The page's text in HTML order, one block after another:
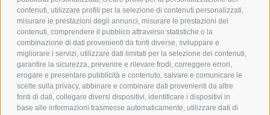
contenuti, utilizzare profili per la selezione di contenuti personalizzati,
misurare le prestazioni degli annunci, misurare le prestazioni dei
contenuti, comprendere il pubblico attraverso statistiche o la
combinazione di dati provenienti da fonti diverse, sviluppare e
migliorare i servizi, utilizzare dati limitati per la selezione dei contenuti,
garantire la sicurezza, prevenire e rilevare frodi, correggere errori,
erogare e presentare pubblicità e contenuto, salvare e comunicare le
scelte sulla privacy, abbinare e combinare dati provenienti da altre
fonti di dati, collegare diversi dispositivi, identificare i dispositivi in
base alle informazioni trasmesse automaticamente, utilizzare dati di
COOKIE POLICY
PAGAMENTI SICURI
AZIENDA
CHI SIAMO
MARCHI TRATTATI